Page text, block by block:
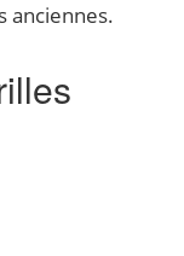
anciennes.